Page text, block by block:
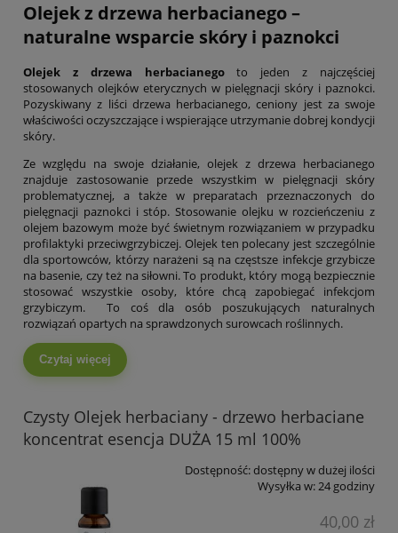
Olejek z drzewa herbacianego–
naturalne wsparcie skóry i paznokci
Olejek z drzewa herbacianegoto jeden z najczęściej
stosowanych olejków eterycznych w pielęgnacji skóry i paznokci.
Pozyskiwany z liści drzewa herbacianego, ceniony jest za swoje
właściwości oczyszczające i wspierające utrzymanie dobrej kondycji
skóry.
Ze względu na swoje działanie, olejek z drzewa herbacianego
znajduje zastosowanie przede wszystkim w pielęgnacji skóry
problematycznej, a także w preparatach przeznaczonych do
pielęgnacji paznokci i stóp. Stosowanie olejku w rozcieńczeniu z
olejem bazowym może być świetnym rozwiązaniem w przypadku
profilaktyki przeciwgrzybiczej. Olejek ten polecany jest szczególnie
dla sportowców, którzy narażeni są na częstsze infekcje grzybicze
na basenie, czy też na siłowni. To produkt, który mogą bezpiecznie
stosować wszystkie osoby, które chcą zapobiegać infekcjom
grzybiczym. To coś dla osób poszukujących naturalnych
rozwiązań opartych na sprawdzonych surowcach roślinnych.
Czytaj więcej
Czysty Olejek herbaciany - drzewo herbaciane
koncentrat esencja DUŻA 15 ml 100%
Dostępność:dostępny w dużej ilości
Wysyłka w:24 godziny
40,00 zł